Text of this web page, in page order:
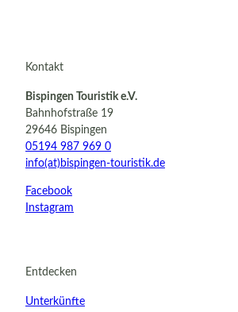
Kontakt
Bispingen Touristik e.V.
Bahnhofstraße 19
29646 Bispingen
05194 987 969 0
info(at)bispingen-touristik.de
Facebook
Instagram
Entdecken
Unterkünfte